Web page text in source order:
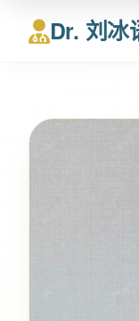
Dr. 刘冰